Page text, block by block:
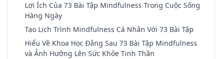
Lợi Ích Của 73 Bài Tập Mindfulness Trong Cuộc Sống
Hàng Ngày
Tạo Lịch Trình Mindfulness Cá Nhân Với 73 Bài Tập
Hiểu Về Khoa Học Đằng Sau 73 Bài Tập Mindfulness
và Ảnh Hưởng Lên Sức Khỏe Tinh Thần